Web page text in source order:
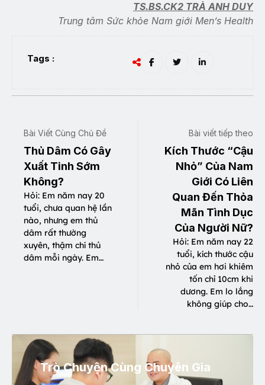
TS.BS.CK2 TRÀ ANH DUY
Trung tâm Sức khỏe Nam giới Men’s Health
Tags :
Bài Viết Cùng Chủ Đề
Thủ Dâm Có Gây
Xuất Tinh Sớm
Không?
Hỏi: Em năm nay 20
tuổi, chưa quan hệ lần
nào, nhưng em thủ
dâm rất thường
xuyên, thậm chí thủ
dâm mỗi ngày. Em…
Bài viết tiếp theo
Kích Thước “Cậu
Nhỏ” Của Nam
Giới Có Liên
Quan Đến Thỏa
Mãn Tình Dục
Của Người Nữ?
Hỏi: Em năm nay 22
tuổi, kích thước cậu
nhỏ của em hơi khiêm
tốn chỉ 10cm khi
dương. Em lo lắng
không giúp cho…
Trò Chuyện Cùng Chuyên Gia